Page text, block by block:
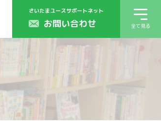
さいたまユースサポートネット
お問い合わせ 全て見る